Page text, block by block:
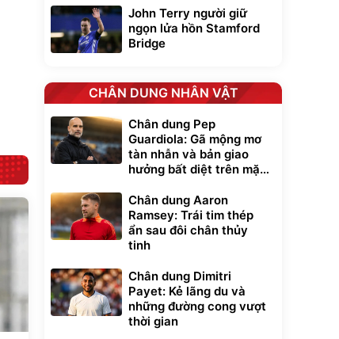
Bạt phủ xe ô tô
cao cấp, tráng
325.000đ
Đã bán nhiều
Xe đạp điện trợ
lực G-Force C14
7.092.000đ
Đang xem nhiều
G-FORCE VIETNA
John Terry người giữ
ngọn lửa hồn Stamford
Bridge
CHÂN DUNG NHÂN VẬT
Chân dung Pep
Guardiola: Gã mộng mơ
tàn nhẫn và bản giao
hưởng bất diệt trên mặt
Chân dung Aaron
Ramsey: Trái tim thép
ẩn sau đôi chân thủy
tinh
Chân dung Dimitri
Payet: Kẻ lãng du và
những đường cong vượt
thời gian